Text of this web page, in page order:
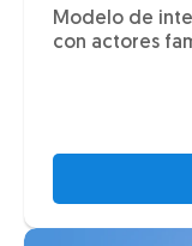
Modelo de
con actores